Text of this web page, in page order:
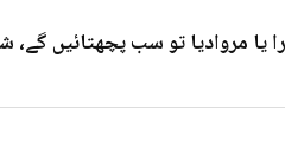
یا مروادیا تو سب پچھتائیں